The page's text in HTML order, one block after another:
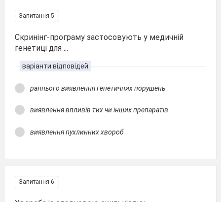
Запитання 5
Скринінг-програму застосовують у медичній
генетиці для ...
варіанти відповідей
раннього виявлення генетичних порушень
виявлення впливів тих чи інших препаратів
виявлення пухлинних хвороб
Запитання 6